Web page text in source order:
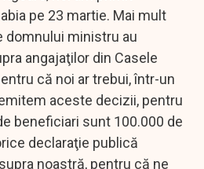
pe 23 martie. Mai mult
domnului ministru au
angajaţilor din Casele
că noi ar trebui, într-un
aceste decizii, pentru
beneficiari sunt 100.000 de
declaraţie publică
noastră, pentru că ne